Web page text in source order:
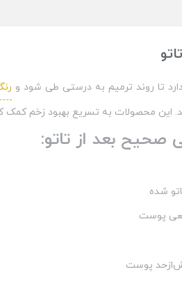
تا روند ترمیم به درستی طی شود و
محصولات به تسریع بهبود زخم کمک
صحیح بعد از تاتو:
شده
پوست
پوست